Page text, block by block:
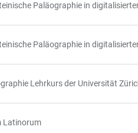
Paläographie in
Paläographie in
Lehrkurs der Universität
Latinorum